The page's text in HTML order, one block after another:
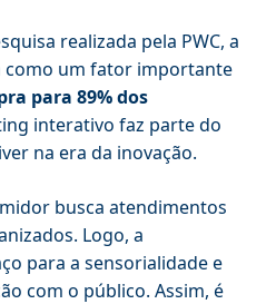
realizada pela PWC, a
como um fator importante
para 89% dos
interativo faz parte do
na era da inovação.
busca atendimentos
Logo, a
para a sensorialidade e
com o público. Assim, é